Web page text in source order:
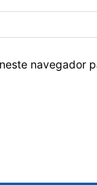
navegador